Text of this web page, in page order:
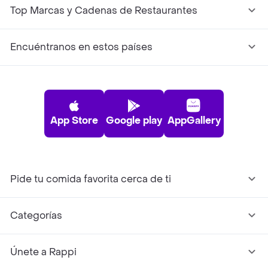
Top Marcas y Cadenas de Restaurantes
Encuéntranos en estos países
App Store Google play AppGallery
Pide tu comida favorita cerca de ti
Categorías
Únete a Rappi